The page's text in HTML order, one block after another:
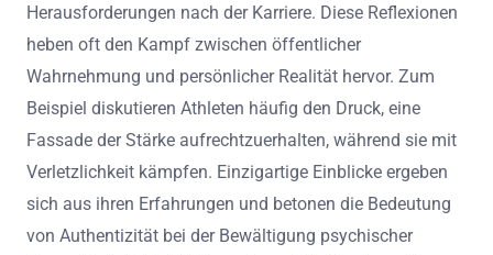
Herausforderungen nach der Karriere. Diese Reflexionen
heben oft den Kampf zwischen öffentlicher
Wahrnehmung und persönlicher Realität hervor. Zum
Beispiel diskutieren Athleten häufig den Druck, eine
Fassade der Stärke aufrechtzuerhalten, während sie mit
Verletzlichkeit kämpfen. Einzigartige Einblicke ergeben
sich aus ihren Erfahrungen und betonen die Bedeutung
von Authentizität bei der Bewältigung psychischer